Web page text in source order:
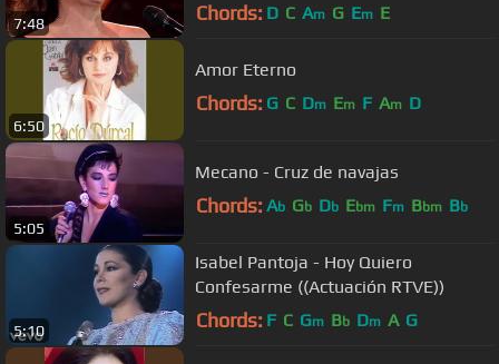
7:48 Chords: D C Am G Em E
6:50
Amor Eterno
Chords: G C Dm Em F Am D
5:05
Mecano - Cruz de navajas
Chords: Ab Gb Db Ebm Fm Bbm Bb
5:10
Isabel Pantoja - Hoy Quiero
Confesarme ((Actuación RTVE))
Chords: F C Gm Bb Dm A G